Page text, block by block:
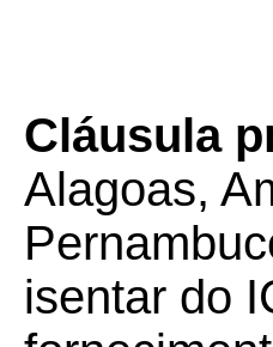
Cláusula
Alagoas,
isentar do